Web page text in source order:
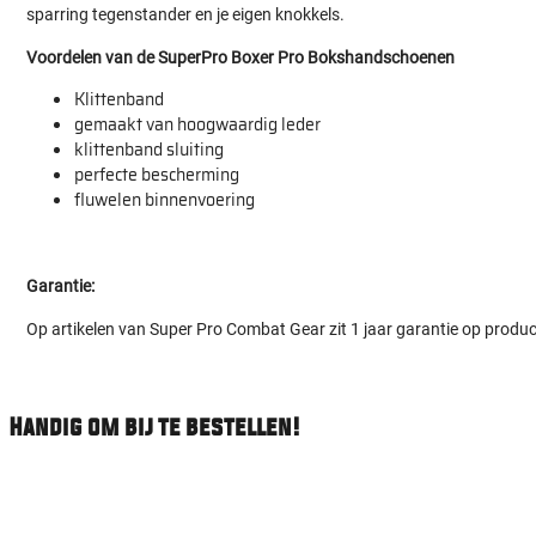
sparring tegenstander en je eigen knokkels.
Voordelen van de SuperPro Boxer Pro Bokshandschoenen
Klittenband
gemaakt van hoogwaardig leder
klittenband sluiting
perfecte bescherming
fluwelen binnenvoering
Garantie:
Op artikelen van Super Pro Combat Gear zit 1 jaar garantie op
Handig om bij te bestellen!